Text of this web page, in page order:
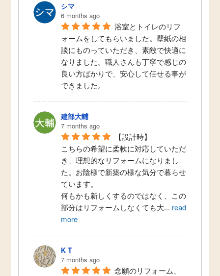
シマ
6 months ago
浴室とトイレのリフ
ォームをしてもらいました。壁紙の相
談にものっていただき、素敵で快適に
なりました。職人さんも丁寧で感じの
良い方ばかりで、安心して任せる事が
できました。
建部大輔
7 months ago
【設計時】
こちらの希望に柔軟に対応していただ
き、理想的なリフォームになりまし
た。お陰様で新築の様な気分で暮らせ
ています。
何もかも新しくするのではなく、この
部分はリフォームしなくても大... read
more
K T
7 months ago
念願のリフォーム、